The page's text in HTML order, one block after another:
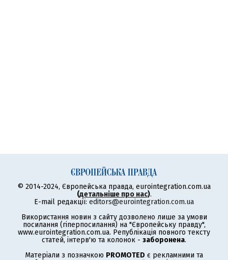
© 2014-2024, Європейська правда, eurointegration.com.ua
(детальніше про нас).
E-mail редакції: editors@eurointegration.com.ua
Використання новин з сайту дозволено лише за умови
посилання (гіперпосилання) на "Європейську правду",
www.eurointegration.com.ua. Републікація повного тексту
статей, інтерв'ю та колонок - заборонена.
Матеріали з позначкою PROMOTED є рекламними та